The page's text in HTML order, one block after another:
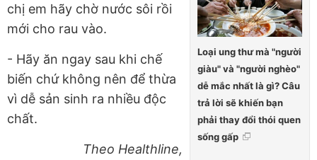
Loại ung thư mà "người
giàu" và "người nghèo"
dễ mắc nhất là gì? Câu
trả lời sẽ khiến bạn
phải thay đổi thói quen
sống gấp
chị em hãy chờ nước sôi rồi
mới cho rau vào.
- Hãy ăn ngay sau khi chế
biến chứ không nên để thừa
vì dễ sản sinh ra nhiều độc
chất.
Theo Healthline,